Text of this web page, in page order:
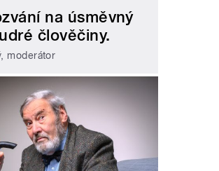
na úsměvný
člověčiny.
moderátor